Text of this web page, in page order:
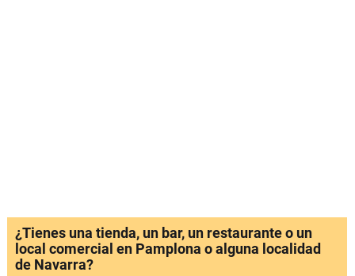
¿Tienes una tienda, un bar, un restaurante o un
local comercial en Pamplona o alguna localidad
de Navarra?